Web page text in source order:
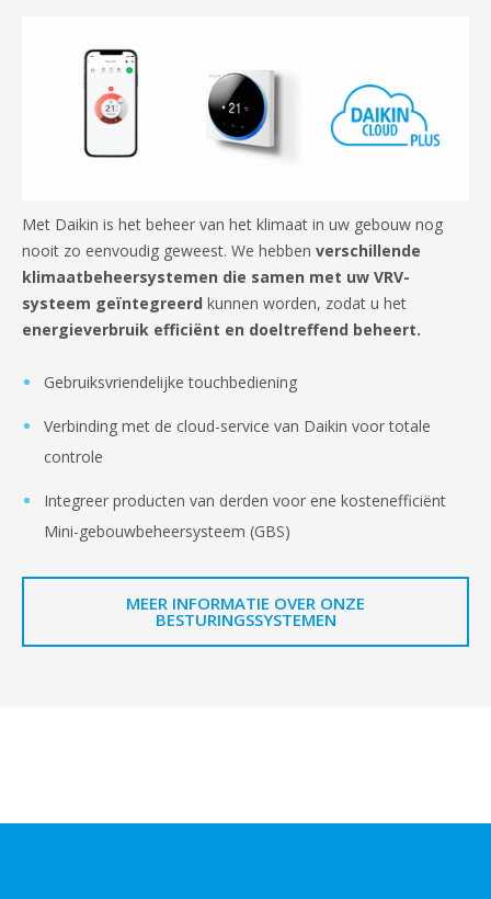
Met Daikin is het beheer van het klimaat in uw gebouw nog
nooit zo eenvoudig geweest. We hebben verschillende
klimaatbeheersystemen die samen met uw VRV-
systeem geïntegreerd kunnen worden, zodat u het
energieverbruik efficiënt en doeltreffend beheert.
Gebruiksvriendelijke touchbediening
Verbinding met de cloud-service van Daikin voor totale
controle
Integreer producten van derden voor ene kostenefficiënt
Mini-gebouwbeheersysteem (GBS)
MEER INFORMATIE OVER ONZE
BESTURINGSSYSTEMEN